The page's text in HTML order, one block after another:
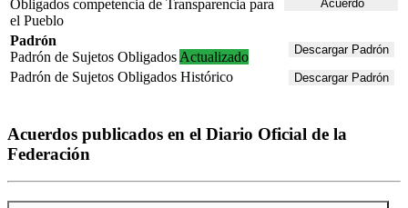
Obligados competencia de Transparencia para
el Pueblo
Acuerdo
Padrón
Padrón de Sujetos Obligados Actualizado Descargar Padrón
Padrón de Sujetos Obligados Histórico Descargar Padrón
Acuerdos publicados en el Diario Oficial de la
Federación